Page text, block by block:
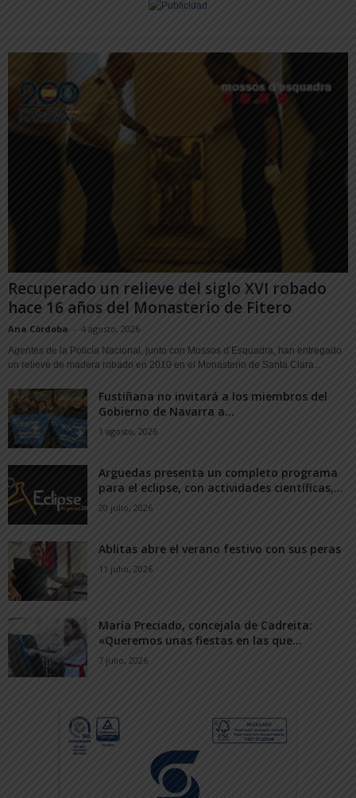
Recuperado un relieve del siglo XVI robado
hace 16 años del Monasterio de Fitero
Ana Córdoba - 4 agosto, 2026
Agentes de la Policía Nacional, junto con Mossos d’Esquadra, han entregado
un relieve de madera robado en 2010 en el Monasterio de Santa Clara...
Fustiñana no invitará a los miembros del
Gobierno de Navarra a...
1 agosto, 2026
Arguedas presenta un completo programa
para el eclipse, con actividades científicas,...
20 julio, 2026
Ablitas abre el verano festivo con sus peras
11 julio, 2026
María Preciado, concejala de Cadreita:
«Queremos unas fiestas en las que...
7 julio, 2026